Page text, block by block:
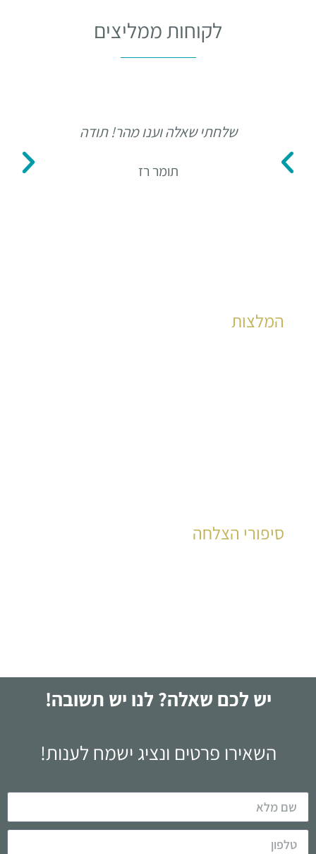
לקוחות ממליצים
שלחתי שאלה וענו מהר! תודה
תומר רז
המלצות
סיפורי הצלחה
יש לכם שאלה? לנו יש תשובה!
השאירו פרטים ונציג ישמח לענות!